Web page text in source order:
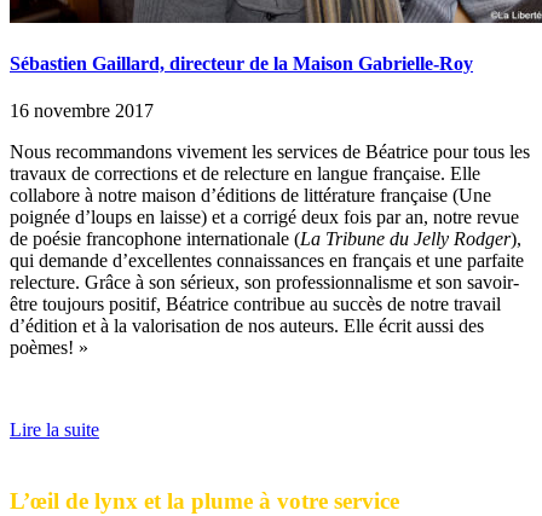
Sébastien Gaillard, directeur de la Maison Gabrielle-Roy
16 novembre 2017
Nous recommandons vivement les services de Béatrice pour tous les
travaux de corrections et de relecture en langue française. Elle
collabore à notre maison d’éditions de littérature française (Une
poignée d’loups en laisse) et a corrigé deux fois par an, notre revue
de poésie francophone internationale (La Tribune du Jelly Rodger),
qui demande d’excellentes connaissances en français et une parfaite
relecture. Grâce à son sérieux, son professionnalisme et son savoir-
être toujours positif, Béatrice contribue au succès de notre travail
d’édition et à la valorisation de nos auteurs. Elle écrit aussi des
poèmes! »
Lire la suite
L’œil de lynx et la plume à votre service